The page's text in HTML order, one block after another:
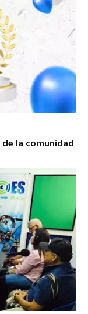
de la comunidad